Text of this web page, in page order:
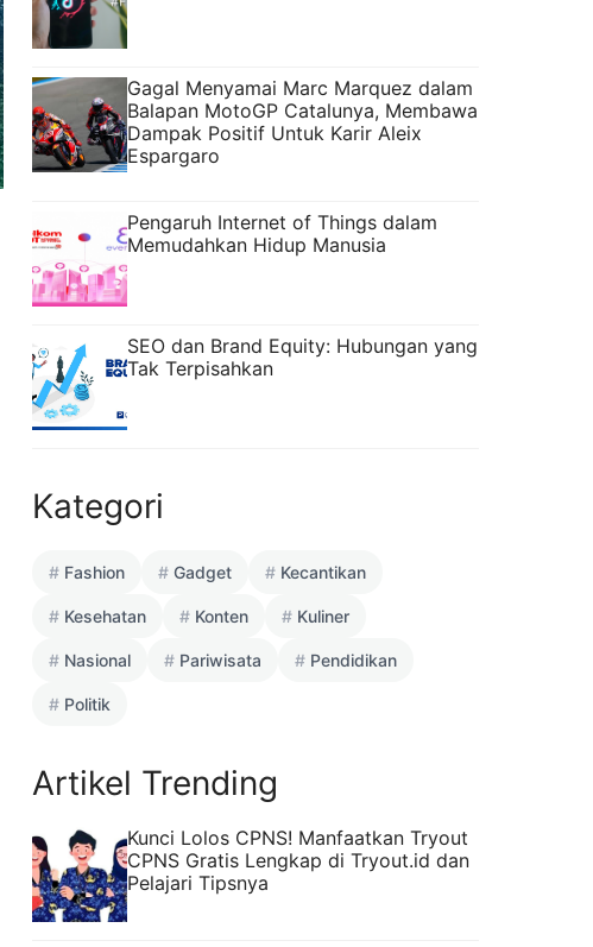
Gagal Menyamai Marc Marquez dalam
Balapan MotoGP Catalunya, Membawa
Dampak Positif Untuk Karir Aleix
Espargaro
Pengaruh Internet of Things dalam
Memudahkan Hidup Manusia
SEO dan Brand Equity: Hubungan yang
Tak Terpisahkan
Kategori
Fashion Gadget Kecantikan
Kesehatan Konten Kuliner
Nasional Pariwisata Pendidikan
Politik
Artikel Trending
Kunci Lolos CPNS! Manfaatkan Tryout
CPNS Gratis Lengkap di Tryout.id dan
Pelajari Tipsnya